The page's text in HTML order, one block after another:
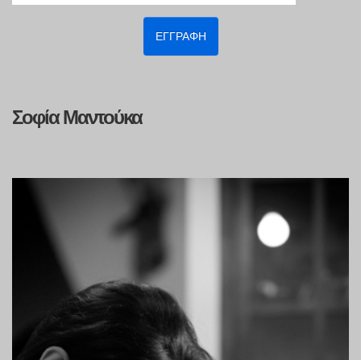
Σοφία Μαντούκα